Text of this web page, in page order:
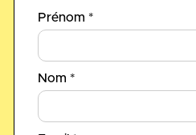
Prénom *
Nom *